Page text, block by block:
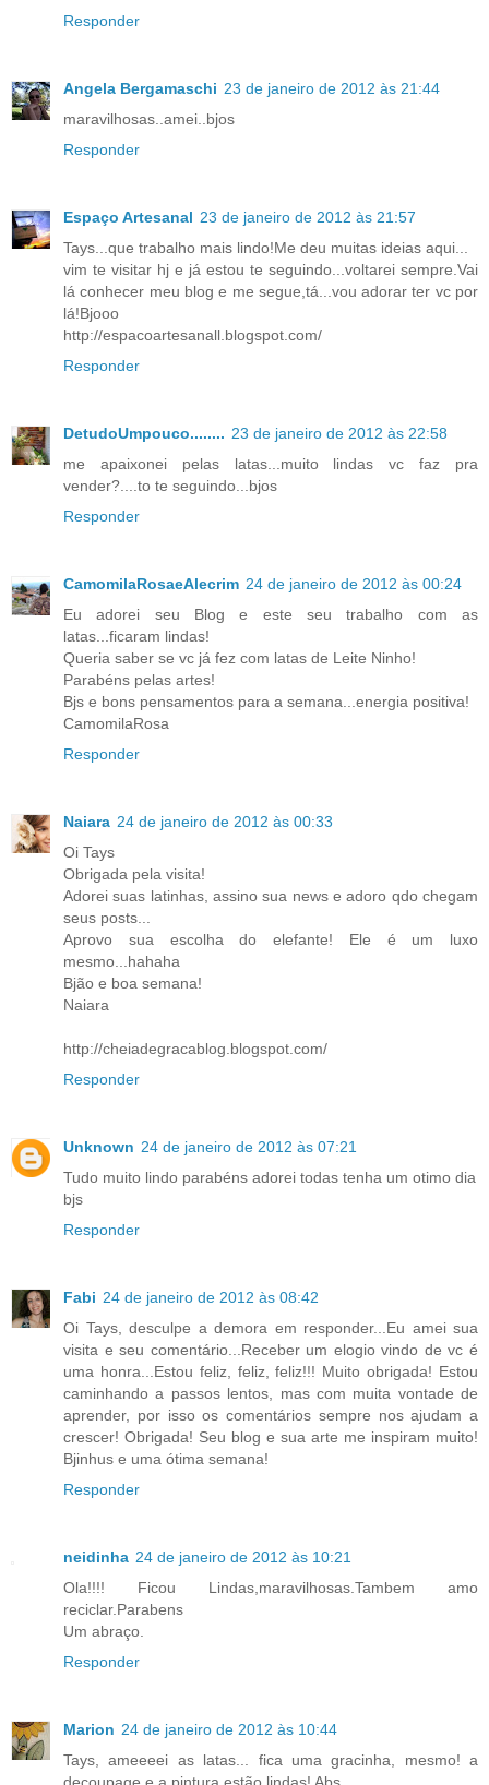
Responder
Angela Bergamaschi 23 de janeiro de 2012 às 21:44
maravilhosas..amei..bjos
Responder
Espaço Artesanal 23 de janeiro de 2012 às 21:57
Tays...que trabalho mais lindo!Me deu muitas ideias aqui...
vim te visitar hj e já estou te seguindo...voltarei sempre.Vai
lá conhecer meu blog e me segue,tá...vou adorar ter vc por
lá!Bjooo
http://espacoartesanall.blogspot.com/
Responder
DetudoUmpouco........ 23 de janeiro de 2012 às 22:58
me apaixonei pelas latas...muito lindas vc faz pra
vender?....to te seguindo...bjos
Responder
CamomilaRosaeAlecrim 24 de janeiro de 2012 às 00:24
Eu adorei seu Blog e este seu trabalho com as
latas...ficaram lindas!
Queria saber se vc já fez com latas de Leite Ninho!
Parabéns pelas artes!
Bjs e bons pensamentos para a semana...energia positiva!
CamomilaRosa
Responder
Naiara 24 de janeiro de 2012 às 00:33
Oi Tays
Obrigada pela visita!
Adorei suas latinhas, assino sua news e adoro qdo chegam
seus posts...
Aprovo sua escolha do elefante! Ele é um luxo
mesmo...hahaha
Bjão e boa semana!
Naiara
http://cheiadegracablog.blogspot.com/
Responder
Unknown 24 de janeiro de 2012 às 07:21
Tudo muito lindo parabéns adorei todas tenha um otimo dia
bjs
Responder
Fabi 24 de janeiro de 2012 às 08:42
Oi Tays, desculpe a demora em responder...Eu amei sua
visita e seu comentário...Receber um elogio vindo de vc é
uma honra...Estou feliz, feliz, feliz!!! Muito obrigada! Estou
caminhando a passos lentos, mas com muita vontade de
aprender, por isso os comentários sempre nos ajudam a
crescer! Obrigada! Seu blog e sua arte me inspiram muito!
Bjinhus e uma ótima semana!
Responder
neidinha 24 de janeiro de 2012 às 10:21
Ola!!!! Ficou Lindas,maravilhosas.Tambem amo
reciclar.Parabens
Um abraço.
Responder
Marion 24 de janeiro de 2012 às 10:44
Tays, ameeeei as latas... fica uma gracinha, mesmo! a
decoupage e a pintura estão lindas! Abs.